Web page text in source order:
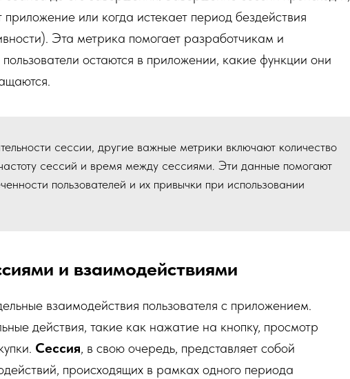
приложение или когда истекает период бездействия
Эта метрика помогает разработчикам и
остаются в приложении, какие функции они
сессии, другие важные метрики включают количество
сессий и время между сессиями. Эти данные помогают
пользователей и их привычки при использовании
и взаимодействиями
взаимодействия пользователя с приложением.
действия, такие как нажатие на кнопку, просмотр
Сессия, в свою очередь, представляет собой
происходящих в рамках одного периода